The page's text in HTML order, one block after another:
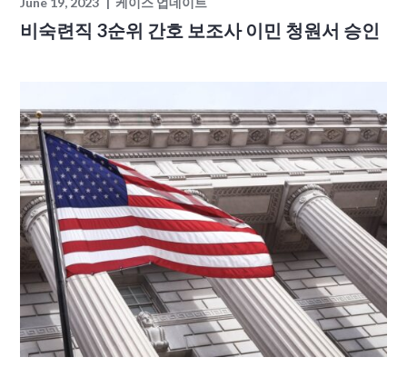
비숙련직 3순위 간호 보조사 이민 청원서 승인